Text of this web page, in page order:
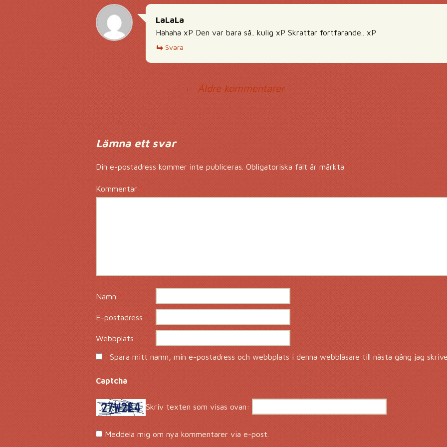
LaLaLa
Hahaha xP Den var bara så.. kulig xP Skrattar fortfarande.. xP
Svara
← Äldre kommentarer
Lämna ett svar
Din e-postadress kommer inte publiceras. Obligatoriska fält är märkta*
Kommentar*
Namn*
E-postadress*
Webbplats
Spara mitt namn, min e-postadress och webbplats i denna webbläsare till nästa gång jag
Captcha *
Skriv texten som visas ovan:
Meddela mig om nya kommentarer via e-post.